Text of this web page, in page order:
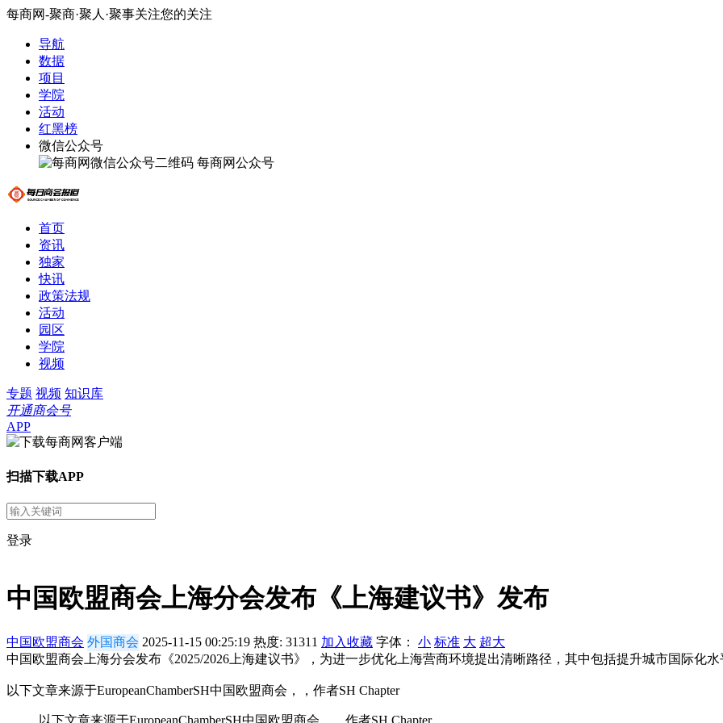
每商网-聚商·聚人·聚事关注您的关注
导航
数据
项目
学院
活动
红黑榜
微信公众号
每商网公众号
首页
资讯
独家
快讯
政策法规
活动
园区
学院
视频
专题 视频 知识库
开通商会号
APP
扫描下载APP
登录
中国欧盟商会上海分会发布《上海建议书》发布
中国欧盟商会 外国商会 2025-11-15 00:25:19 热度: 31311 加入收藏 字体： 小 标准 大 超大
中国欧盟商会上海分会发布《2025/2026上海建议书》，为进一步优化上海营商环境提出清晰路径，其中包括提升城市国际化水
以下文章来源于EuropeanChamberSH中国欧盟商会，，作者SH Chapter
以下文章来源于EuropeanChamberSH中国欧盟商会，，作者SH Chapter